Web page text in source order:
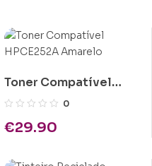
Toner Compatível
HPCE252A Amarelo
0
€29.90